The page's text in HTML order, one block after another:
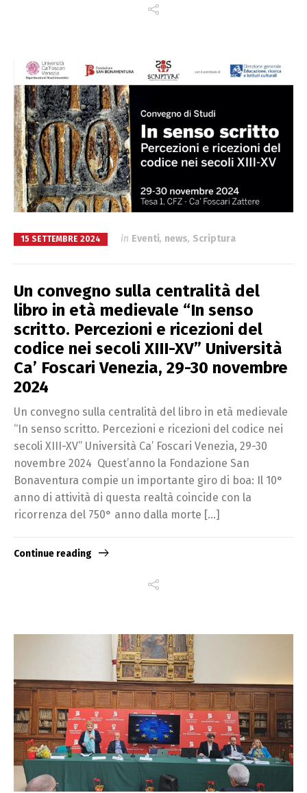
15 SETTEMBRE 2024 in Eventi, news, Scriptura
Un convegno sulla centralità del
libro in età medievale “In senso
scritto. Percezioni e ricezioni del
codice nei secoli XIII-XV” Università
Ca’ Foscari Venezia, 29-30 novembre
2024
Un convegno sulla centralità del libro in età medievale
“In senso scritto. Percezioni e ricezioni del codice nei
secoli XIII-XV” Università Ca’ Foscari Venezia, 29-30
novembre 2024 Quest’anno la Fondazione San
Bonaventura compie un importante giro di boa: Il 10°
anno di attività di questa realtà coincide con la
ricorrenza del 750° anno dalla morte […]
Continue reading